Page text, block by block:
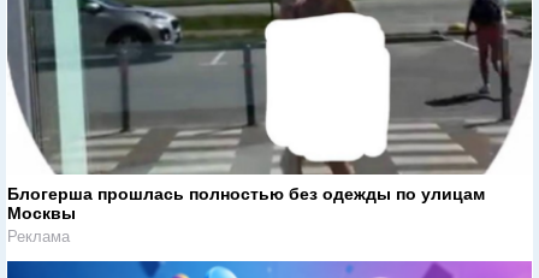
Блогерша прошлась полностью без одежды по улицам
Москвы
Реклама